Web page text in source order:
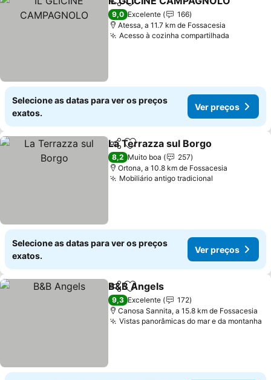
PartilharAdicionar aos favoritos
9,0 Excelente
166
Atessa, a 11.7 km de Fossacesia
Acesso à cozinha compartilhada
Selecione as datas para ver os preços
exatos.
Ver preços
PartilharAdicionar aos favoritos
La Terrazza sul Borgo
8,2 Muito boa
257
Ortona, a 10.8 km de Fossacesia
Mobiliário antigo tradicional
Selecione as datas para ver os preços
exatos.
Ver preços
PartilharAdicionar aos favoritos
B&B Angels
9,3 Excelente
172
Canosa Sannita, a 15.8 km de Fossacesia
Vistas panorâmicas do mar e da montanha